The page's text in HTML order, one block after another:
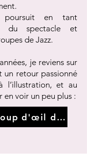
poursuit en tant
du spectacle et
de Jazz.
je reviens sur
un retour passionné
l’illustration, et au
en voir un peu plus :
Jetez un coup d'œil dans le rétro